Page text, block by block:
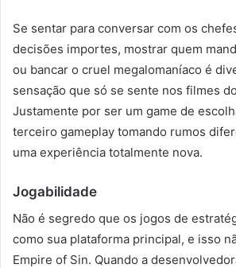
Se sentar para conversar com os
decisões importes, mostrar quem
ou bancar o cruel megalomaníaco é
sensação que só se sente nos filmes
Justamente por ser um game de
terceiro gameplay tomando rumos
uma experiência totalmente nova.
Jogabilidade
Não é segredo que os jogos de
como sua plataforma principal, e isso
Empire of Sin. Quando a